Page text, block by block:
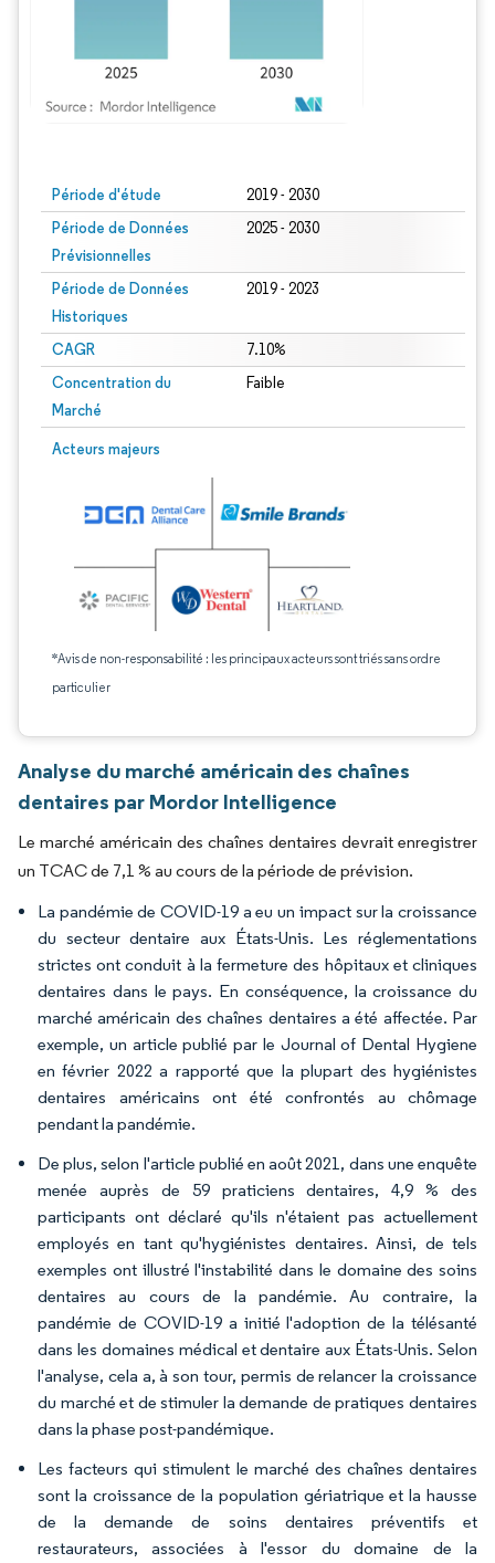
Période d'étude 2019 - 2030
Période de Données
Prévisionnelles
2025 - 2030
Période de Données
Historiques
2019 - 2023
CAGR 7.10%
Concentration du
Marché
Faible
Acteurs majeurs
*Avis de non-responsabilité : les principaux acteurs sont triés sans ordre
particulier
Analyse du marché américain des chaînes
dentaires par Mordor Intelligence
Le marché américain des chaînes dentaires devrait enregistrer
un TCAC de 7,1 % au cours de la période de prévision.
La pandémie de COVID-19 a eu un impact sur la croissance
du secteur dentaire aux États-Unis. Les réglementations
strictes ont conduit à la fermeture des hôpitaux et cliniques
dentaires dans le pays. En conséquence, la croissance du
marché américain des chaînes dentaires a été affectée. Par
exemple, un article publié par le Journal of Dental Hygiene
en février 2022 a rapporté que la plupart des hygiénistes
dentaires américains ont été confrontés au chômage
pendant la pandémie.
De plus, selon l'article publié en août 2021, dans une enquête
menée auprès de 59 praticiens dentaires, 4,9 % des
participants ont déclaré qu'ils n'étaient pas actuellement
employés en tant qu'hygiénistes dentaires. Ainsi, de tels
exemples ont illustré l'instabilité dans le domaine des soins
dentaires au cours de la pandémie. Au contraire, la
pandémie de COVID-19 a initié l'adoption de la télésanté
dans les domaines médical et dentaire aux États-Unis. Selon
l'analyse, cela a, à son tour, permis de relancer la croissance
du marché et de stimuler la demande de pratiques dentaires
dans la phase post-pandémique.
Les facteurs qui stimulent le marché des chaînes dentaires
sont la croissance de la population gériatrique et la hausse
de la demande de soins dentaires préventifs et
restaurateurs, associées à l'essor du domaine de la